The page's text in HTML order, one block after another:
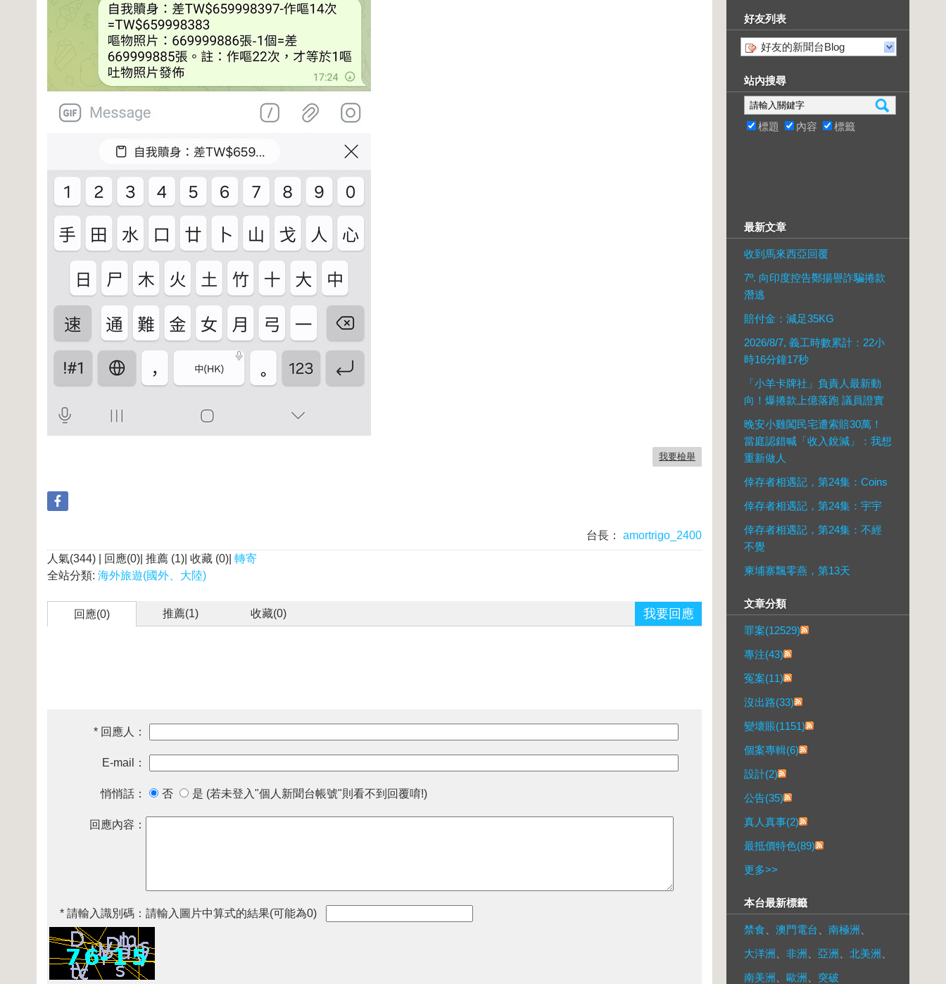
我要檢舉
台長：
amortrigo_2400
人氣(344) | 回應(0)| 推薦 (1)| 收藏 (0)| 轉寄
全站分類: 海外旅遊(國外、大陸)
回應(0) 推薦(1) 收藏(0) 我要回應
* 回應人：
E-mail：
悄悄話： 否 是 (若未登入"個人新聞台帳號"則看不到回覆唷!)
回應內容：
* 請輸入識別碼： 請輸入圖片中算式的結果(可能為0)
好友列表
好友的新聞台Blog
站內搜尋
標題 內容 標籤
最新文章
收到馬來西亞回覆
7º. 向印度控告鄭揚譽詐騙捲款
潛逃
賠付金：減足35KG
2026/8/7, 義工時數累計：22小
時16分鐘17秒
「小羊卡牌社」負責人最新動
向！爆捲款上億落跑 議員證實
晚安小雞闖民宅遭索賠30萬！
當庭認錯喊「收入銳減」：我想
重新做人
倖存者相遇記，第24集：Coins
倖存者相遇記，第24集：宇宇
倖存者相遇記，第24集：不經
不覺
柬埔寨飄零燕，第13天
文章分類
罪案(12529)
專注(43)
冤案(11)
沒出路(33)
變壞賬(1151)
個案專輯(6)
設計(2)
公告(35)
真人真事(2)
最抵價特色(89)
更多>>
本台最新標籤
禁食 澳門電台 南極洲
大洋洲
非洲 亞洲 北美洲
南美洲
歐洲 突破